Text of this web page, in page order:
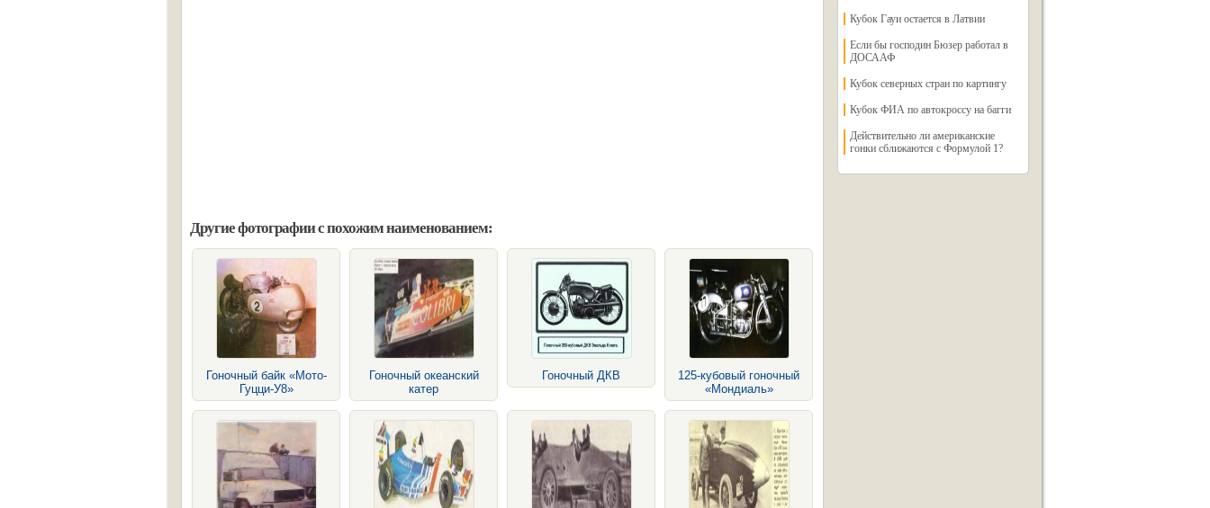
Другие фотографии с похожим наименованием:
Гоночный байк «Мото-
Гуцци-У8»
Гоночный океанский
катер
Гоночный ДКВ
125-кубовый гоночный
«Мондиаль»
Кубок Гауи остается в Латвии
Если бы господин Бюзер работал в
ДОСААФ
Кубок северных стран по картингу
Кубок ФИА по автокроссу на багги
Действительно ли американские
гонки сближаются с Формулой 1?